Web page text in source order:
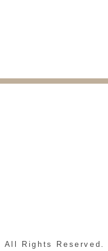
All Rights Reserved.